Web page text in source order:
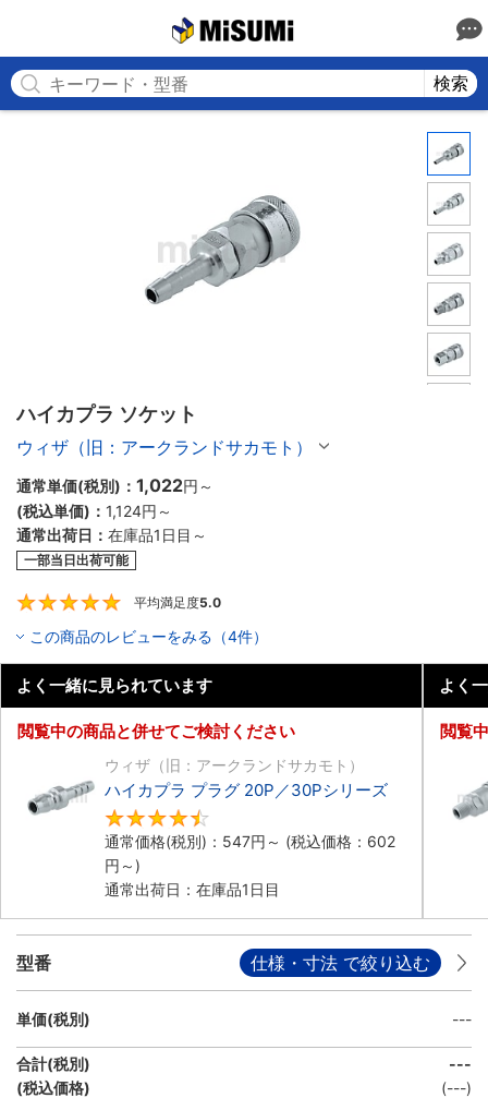
検索
ハイカプラ ソケット
ウィザ（旧：アークランドサカモト）
通常単価(税別)： 1,022円 ～
(税込単価)： 1,124円 ～
通常出荷日： 在庫品1日目～
一部当日出荷可能
平均満足度5.0
この商品のレビューをみる（4件）
よく一緒に見られています
閲覧中の商品と併せてご検討ください
ウィザ（旧：アークランドサカモト）
ハイカプラ プラグ 20P／30Pシリーズ
通常価格(税別)： 547円 ～ (税込価格： 602
円 ～)
通常出荷日：在庫品1日目
よく
閲覧
型番 仕様・寸法 で絞り込む
単価(税別) ---
合計(税別)
(税込価格)
---
(---)